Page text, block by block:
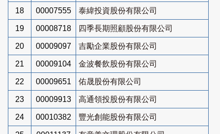
18 00007555 泰緯投資股份有限公司
19 00008718 四季長期照顧股份有限公司
20 00009097 吉勵企業股份有限公司
21 00009104 金波餐飲股份有限公司
22 00009651 佑晟股份有限公司
23 00009913 高通領投股份有限公司
24 00010382 豐光創能股份有限公司